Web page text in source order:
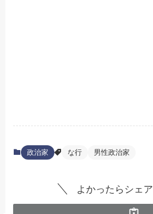
政治家 な行 男性政治家
よかったらシェ